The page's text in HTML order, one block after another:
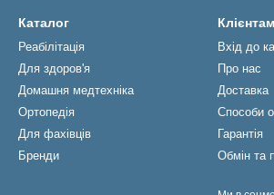
Каталог
Реабiлiтацiя
Для здоров'я
Домашня медтехніка
Ортопедія
Для фахівців
Бренди
Клієнтам
Вхід до
Про нас
Доставка
Способи
Гарантія
Обмін та